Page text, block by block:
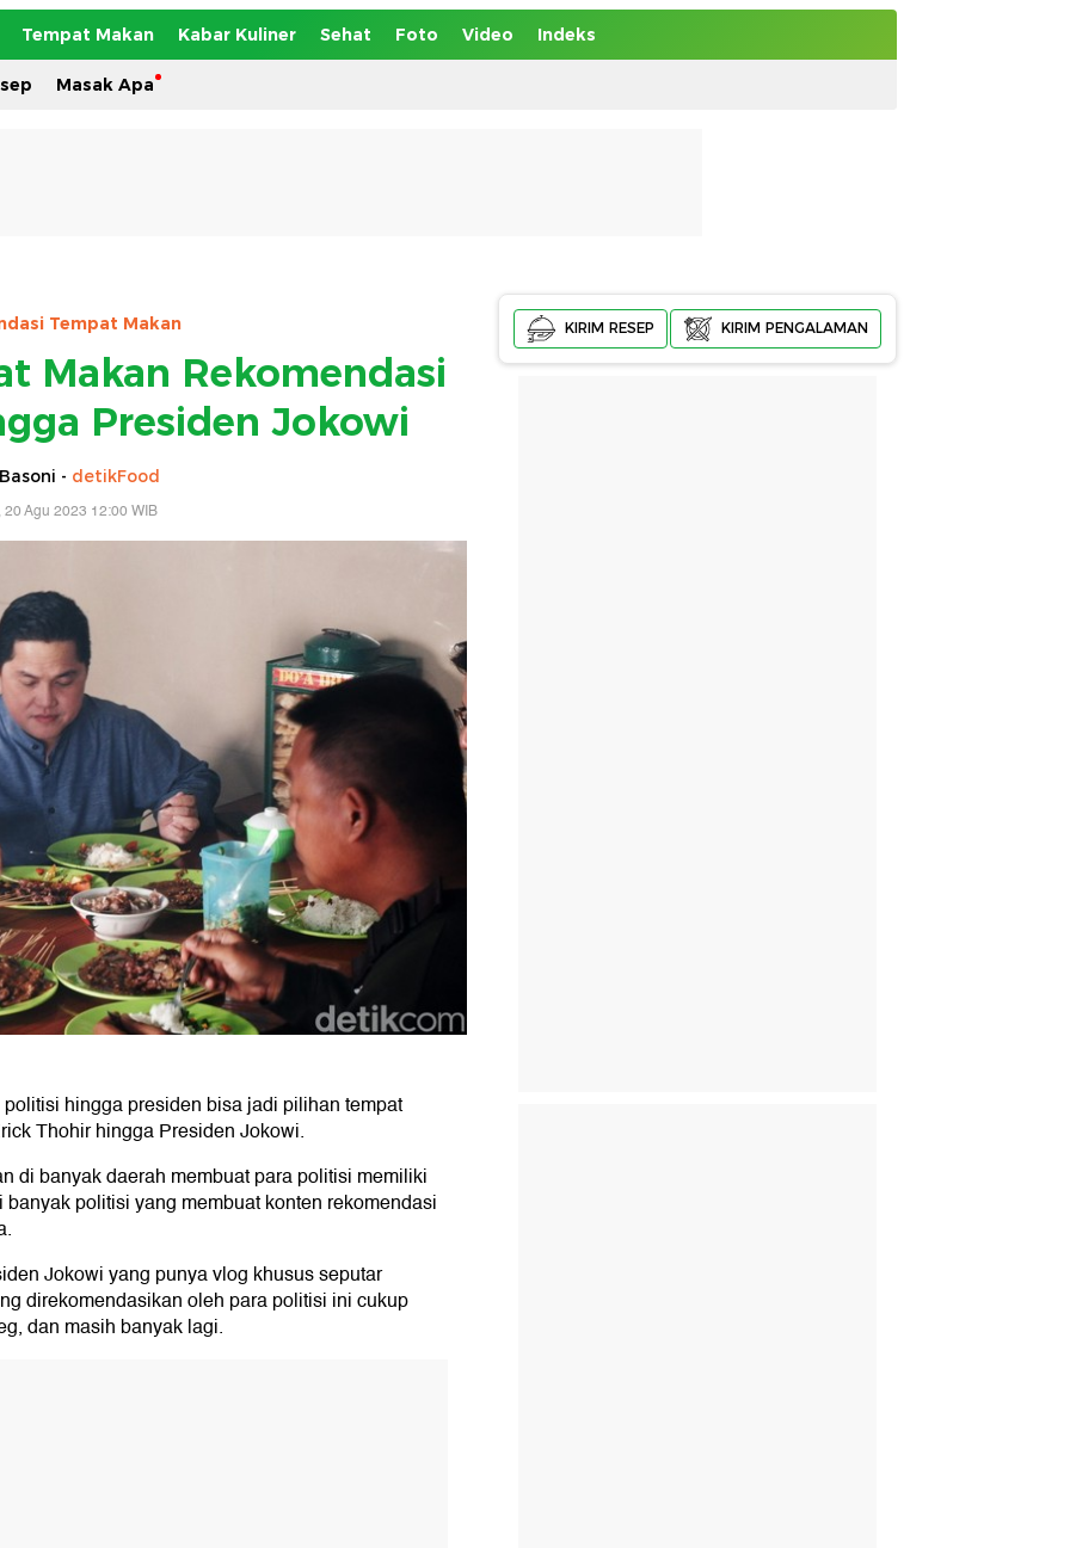
Tempat Makan Kabar Kuliner Sehat Foto Video Indeks
Masak Apa
Tempat Makan
Makan Rekomendasi
Presiden Jokowi
- detikFood
20 Agu 2023 12:00 WIB
hingga presiden bisa jadi pilihan tempat
Thohir hingga Presiden Jokowi.
di banyak daerah membuat para politisi memiliki
politisi yang membuat konten rekomendasi
Jokowi yang punya vlog khusus seputar
direkomendasikan oleh para politisi ini cukup
dan masih banyak lagi.
KIRIM RESEP KIRIM PENGALAMAN